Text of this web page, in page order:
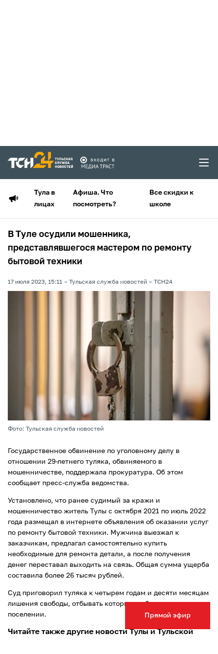
Тула в
лицах
Афиша. Что
посмотреть?
Все скидки к
школе
Прямой эфир
В Туле осудили мошенника,
представлявшегося мастером по ремонту
бытовой техники
17 июля 2023, 15:11 Тульская служба новостей ТСН24
Фото: Тульская служба новостей
Государственное обвинение по уголовному делу в
отношении 29-летнего туляка, обвиняемого в
мошенничестве, поддержала прокуратура. Об этом
сообщает пресс-служба ведомства.
Установлено, что ранее судимый за кражи и
мошенничество житель Тулы с октября 2021 по июль 2022
года размещал в интернете объявления об оказании услуг
по ремонту бытовой техники. Мужчина выезжал к
заказчикам, предлагал самостоятельно купить
необходимые для ремонта детали, а после получения
денег переставал выходить на связь. Общая сумма ущерба
составила более 26 тысяч рублей.
Суд приговорил туляка к четырем годам и десяти месяцам
лишения свободы, отбывать которые он будет в колонии-
поселении.
Читайте также другие новости Тулы и Тульской